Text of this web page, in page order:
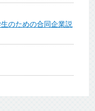
のための合同企業説